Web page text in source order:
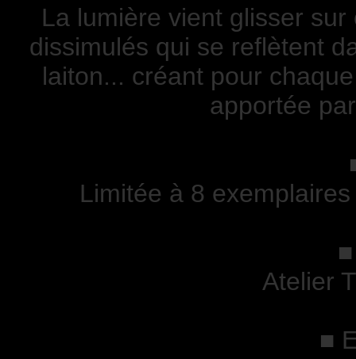
La lumière vient glisser
dissimulés qui se reflètent
laiton... créant pour
apportée
Limitée à 8
Atelier
■